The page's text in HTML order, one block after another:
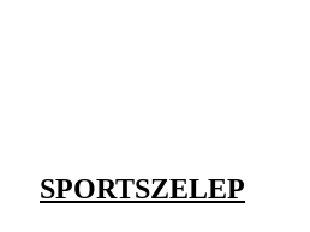
SPORTSZELEP